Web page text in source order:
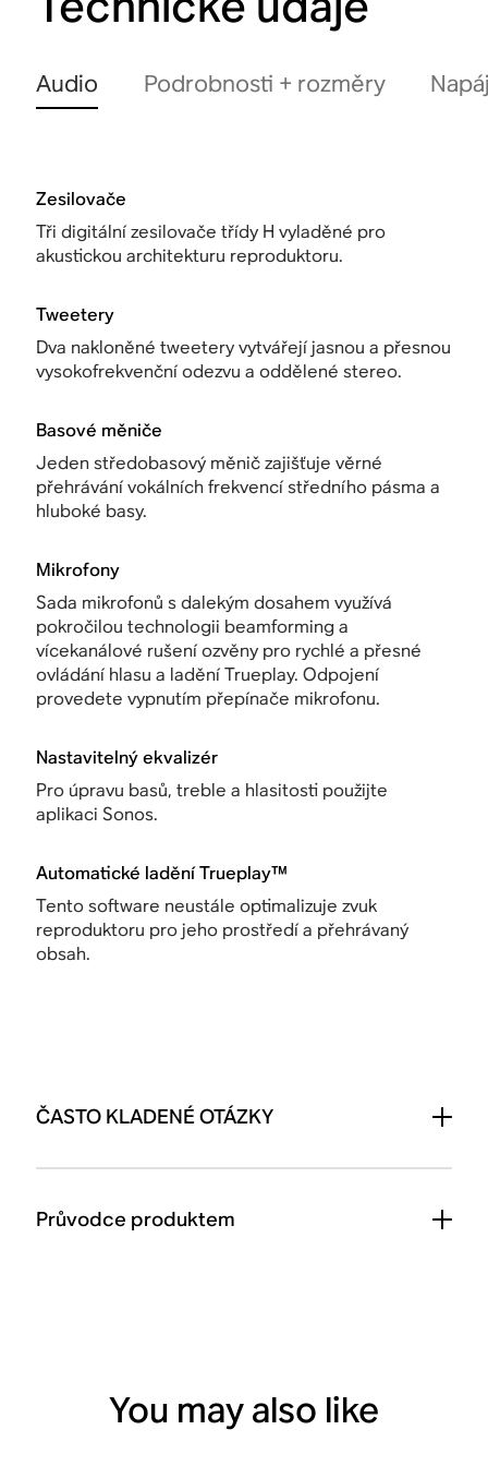
Audio Podrobnosti + rozměry
Zesilovače
Tři digitální zesilovače třídy H vyladěné pro
akustickou architekturu reproduktoru.
Tweetery
Dva nakloněné tweetery vytvářejí jasnou a přesnou
vysokofrekvenční odezvu a oddělené stereo.
Basové měniče
Jeden středobasový měnič zajišťuje věrné
přehrávání vokálních frekvencí středního pásma a
hluboké basy.
Mikrofony
Sada mikrofonů s dalekým dosahem využívá
pokročilou technologii beamforming a
vícekanálové rušení ozvěny pro rychlé a přesné
ovládání hlasu a ladění Trueplay. Odpojení
provedete vypnutím přepínače mikrofonu.
Nastavitelný ekvalizér
Pro úpravu basů, treble a hlasitosti použijte
aplikaci Sonos.
Automatické ladění Trueplay™
Tento software neustále optimalizuje zvuk
reproduktoru pro jeho prostředí a přehrávaný
obsah.
ČASTO KLADENÉ OTÁZKY
Průvodce produktem
You may also like